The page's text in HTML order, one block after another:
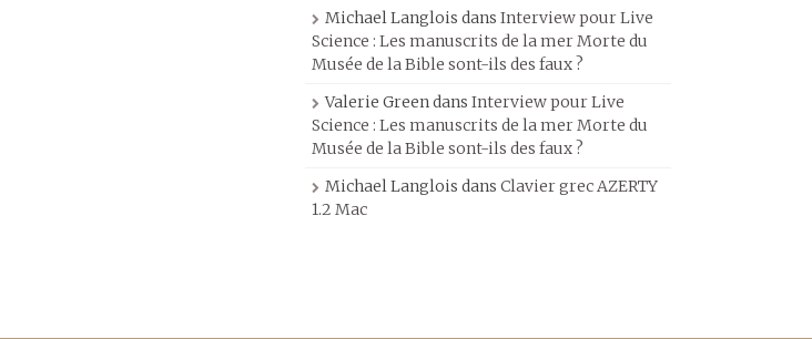
Michael Langlois dans Interview pour Live
Science : Les manuscrits de la mer Morte du
Musée de la Bible sont-ils des faux ?
Valerie Greendans Interview pour Live
Science : Les manuscrits de la mer Morte du
Musée de la Bible sont-ils des faux ?
Michael Langlois dans Clavier grec AZERTY
1.2 Mac